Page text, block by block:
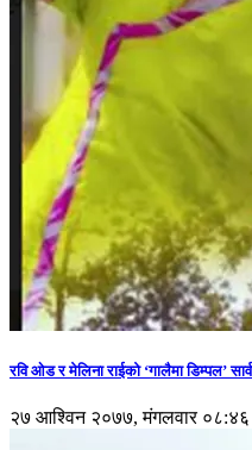
रवि ओड र मेलिना राईको ‘गालैमा डिम्पल’
२७ आश्विन २०७७, मंगलवार ०८:४६